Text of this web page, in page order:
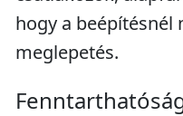
hogy a beépítésnél
meglepetés.